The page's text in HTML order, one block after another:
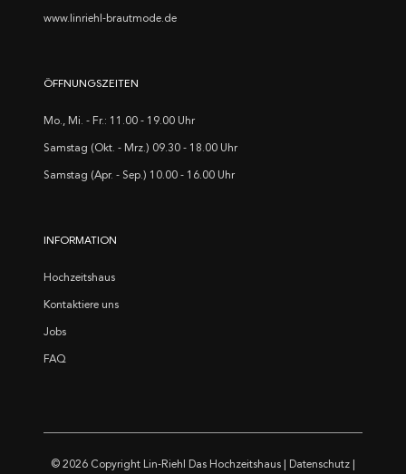
www.linriehl-brautmode.de
ÖFFNUNGSZEITEN
Mo., Mi. - Fr.: 11.00 - 19.00 Uhr
Samstag (Okt. - Mrz.) 09.30 - 18.00 Uhr
Samstag (Apr. - Sep.) 10.00 - 16.00 Uhr
INFORMATION
Hochzeitshaus
Kontaktiere uns
Jobs
FAQ
© 2026 Copyright Lin-Riehl Das Hochzeitshaus Datenschutz